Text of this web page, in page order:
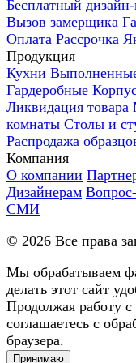
Бесплатный
Вызов замерщика
Оплата Рассрочка
Продукция
Кухни
Гардеробные
Ликвидация товара
комнаты Столы и
Распродажа
Компания
О компании
Дизайнерам
СМИ
© 2026 Все права
Мы обрабатываем
делать этот сайт
Продолжая работу
соглашаетесь с
браузера.
Принимаю